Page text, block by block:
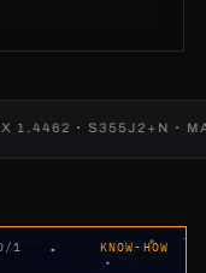
S355J2+N·
1 KNOW-HOW